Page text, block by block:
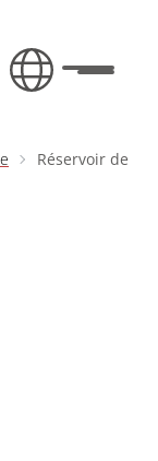
Toggle
Réservoir de